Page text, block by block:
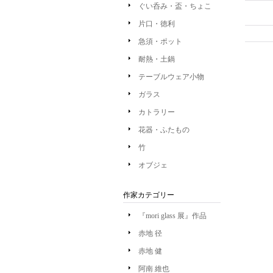
ぐい呑み・盃・ちょこ
片口・徳利
急須・ポット
耐熱・土鍋
テーブルウェア小物
ガラス
カトラリー
花器・ふたもの
竹
オブジェ
作家カテゴリー
『mori glass 展』作品
赤地 径
赤地 健
阿南 維也